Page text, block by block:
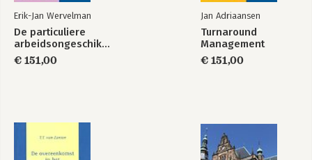
Erik-Jan Wervelman
De particuliere
arbeidsongeschiktheidsverzekering
€ 151,00
Jan Adriaansen
Turnaround
Management
€ 151,00